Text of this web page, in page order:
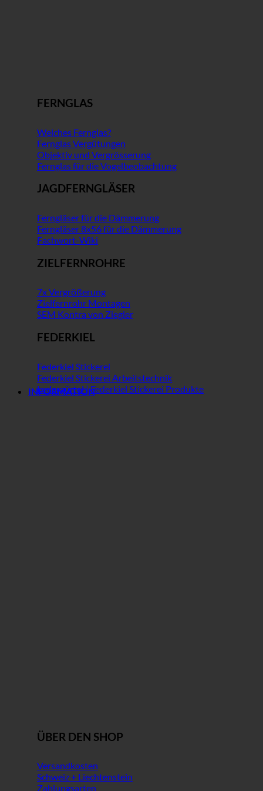
FERNGLAS
Welches Fernglas?
Fernglas Vergütungen
Objektiv und Vergrösserung
Fernglas für die Vogelbeobachtung
JAGDFERNGLÄSER
Ferngläser für die Dämmerung
Ferngläser 8x56 für die Dämmerung
Fachwort-Wiki
ZIELFERNROHRE
7x Vergrößerung
Zielfernrohr Montagen
SEM Kontra von Ziegler
FEDERKIEL
Federkiel Stickerei
Federkiel Stickerei Arbeitstechnik
Ledergürtel | Federkiel Stickerei Produkte
INFORMATION
ÜBER DEN SHOP
Versandkosten
Schweiz + Liechtenstein
Zahlungsarten